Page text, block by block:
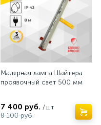
Малярная лампа Шайтера
проявочный свет 500 мм
7 400 руб. /шт
8 100 руб.